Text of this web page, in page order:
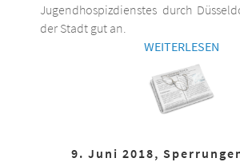
Jugendhospizdienstes durch
der Stadt gut an.
WEITERLESEN
9. Juni 2018,